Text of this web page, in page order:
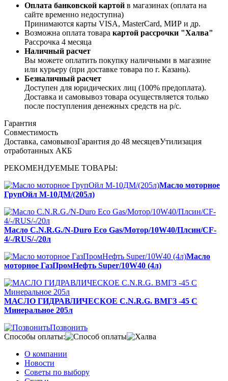
Оплата банковской картой в магазинах (оплата на
сайте временно недоступна)
Принимаются карты VISA, MasterCard, МИР и др.
Возможна оплата товара картой рассрочки "Халва"
Рассрочка 4 месяца
Наличный расчет
Вы можете оплатить покупку наличными в магазине
или курьеру (при доставке товара по г. Казань).
Безналичный расчет
Доступен для юридических лиц (100% предоплата).
Доставка и самовывоз товара осуществляется только
после поступления денежных средств на р/c.
Гарантия
Совместимость
Доставка, самовывозГарантия до 48 месяцевУтилизация
отработанных АКБ
РЕКОМЕНДУЕМЫЕ ТОВАРЫ:
Масло моторное
ГрупОйл М-10ДМ/(205л)
Масло C.N.R.G./N-Duro Eco Gas/Мотор/10W40/Плсин/CF-
4/-/RUS/-/20л
Масло
моторное ГазПромНефть Super/10W40 (4л)
МАСЛО ГИДРАВЛИЧЕСКОЕ C.N.R.G. ВМГЗ -45 С
Минеральное 205л
Позвонить
Способы оплаты:
О компании
Новости
Советы по выбору